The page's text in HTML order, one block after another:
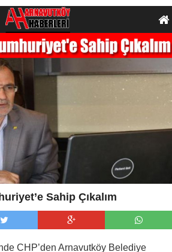
Sahip Çıkalım
CHP’den Arnavutköy Belediye